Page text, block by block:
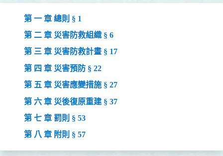
第 一 章 總則 § 1
第 二 章 災害防救組織 § 6
第 三 章 災害防救計畫 § 17
第 四 章 災害預防 § 22
第 五 章 災害應變措施 § 27
第 六 章 災後復原重建 § 37
第 七 章 罰則 § 53
第 八 章 附則 § 57